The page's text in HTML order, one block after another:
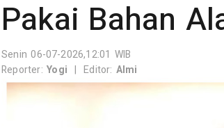
Pakai Bahan
Senin 06-07-2026,12:01 WIB
Reporter:Yogi | Editor: Almi